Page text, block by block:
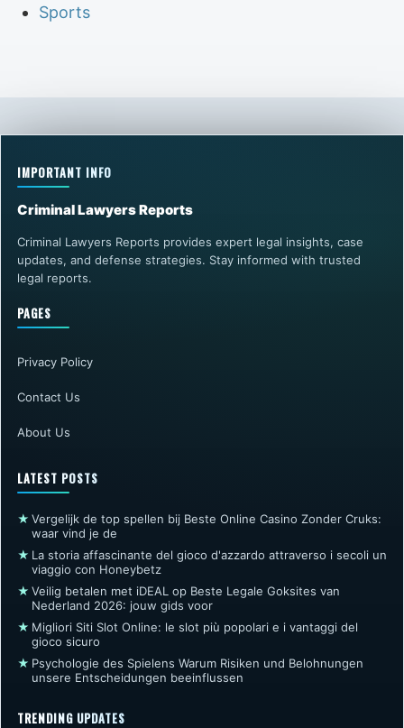
Sports
IMPORTANT INFO
Criminal Lawyers Reports
Criminal Lawyers Reports provides expert legal insights, case
updates, and defense strategies. Stay informed with trusted
legal reports.
PAGES
Privacy Policy
Contact Us
About Us
LATEST POSTS
★ Vergelijk de top spellen bij Beste Online Casino Zonder Cruks:
waar vind je de
★ La storia affascinante del gioco d'azzardo attraverso i secoli un
viaggio con Honeybetz
★ Veilig betalen met iDEAL op Beste Legale Goksites van
Nederland 2026: jouw gids voor
★ Migliori Siti Slot Online: le slot più popolari e i vantaggi del
gioco sicuro
★ Psychologie des Spielens Warum Risiken und Belohnungen
unsere Entscheidungen beeinflussen
TRENDING UPDATES